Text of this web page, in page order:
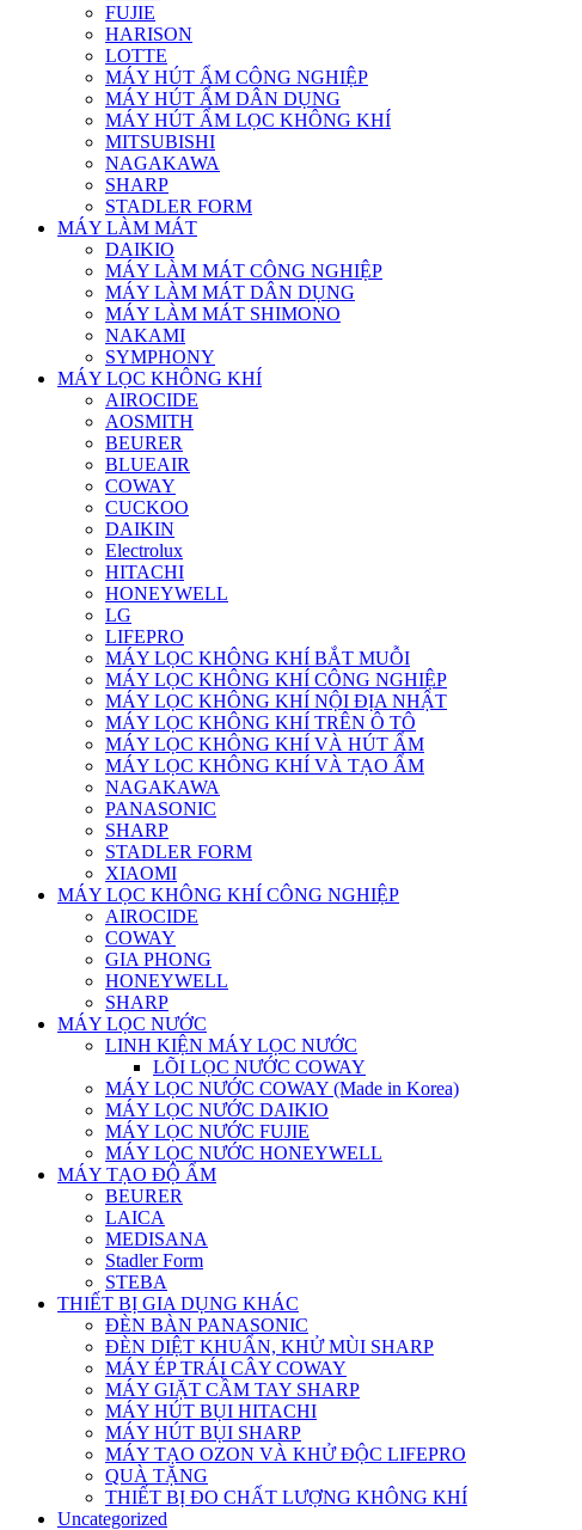
FUJIE
HARISON
LOTTE
MÁY HÚT ẨM CÔNG NGHIỆP
MÁY HÚT ẨM DÂN DỤNG
MÁY HÚT ẨM LỌC KHÔNG KHÍ
MITSUBISHI
NAGAKAWA
SHARP
STADLER FORM
MÁY LÀM MÁT
DAIKIO
MÁY LÀM MÁT CÔNG NGHIỆP
MÁY LÀM MÁT DÂN DỤNG
MÁY LÀM MÁT SHIMONO
NAKAMI
SYMPHONY
MÁY LỌC KHÔNG KHÍ
AIROCIDE
AOSMITH
BEURER
BLUEAIR
COWAY
CUCKOO
DAIKIN
Electrolux
HITACHI
HONEYWELL
LG
LIFEPRO
MÁY LỌC KHÔNG KHÍ BẮT MUỖI
MÁY LỌC KHÔNG KHÍ CÔNG NGHIỆP
MÁY LỌC KHÔNG KHÍ NỘI ĐỊA NHẬT
MÁY LỌC KHÔNG KHÍ TRÊN Ô TÔ
MÁY LỌC KHÔNG KHÍ VÀ HÚT ẨM
MÁY LỌC KHÔNG KHÍ VÀ TẠO ẨM
NAGAKAWA
PANASONIC
SHARP
STADLER FORM
XIAOMI
MÁY LỌC KHÔNG KHÍ CÔNG NGHIỆP
AIROCIDE
COWAY
GIA PHONG
HONEYWELL
SHARP
MÁY LỌC NƯỚC
LINH KIỆN MÁY LỌC NƯỚC
LÕI LỌC NƯỚC COWAY
MÁY LỌC NƯỚC COWAY (Made in Korea)
MÁY LỌC NƯỚC DAIKIO
MÁY LỌC NƯỚC FUJIE
MÁY LỌC NƯỚC HONEYWELL
MÁY TẠO ĐỘ ẨM
BEURER
LAICA
MEDISANA
Stadler Form
STEBA
THIẾT BỊ GIA DỤNG KHÁC
ĐÈN BÀN PANASONIC
ĐÈN DIỆT KHUẨN, KHỬ MÙI SHARP
MÁY ÉP TRÁI CÂY COWAY
MÁY GIẶT CẦM TAY SHARP
MÁY HÚT BỤI HITACHI
MÁY HÚT BỤI SHARP
MÁY TẠO OZON VÀ KHỬ ĐỘC LIFEPRO
QUÀ TẶNG
THIẾT BỊ ĐO CHẤT LƯỢNG KHÔNG KHÍ
Uncategorized